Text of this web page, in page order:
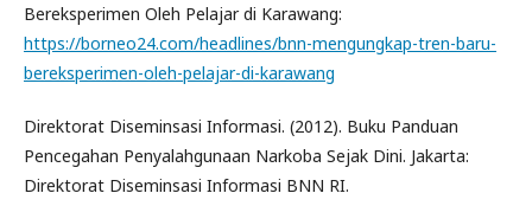
Bereksperimen Oleh Pelajar di Karawang:
https://borneo24.com/headlines/bnn-mengungkap-tren-baru-
bereksperimen-oleh-pelajar-di-karawang
Direktorat Diseminsasi Informasi. (2012). Buku Panduan
Pencegahan Penyalahgunaan Narkoba Sejak Dini. Jakarta:
Direktorat Diseminsasi Informasi BNN RI.